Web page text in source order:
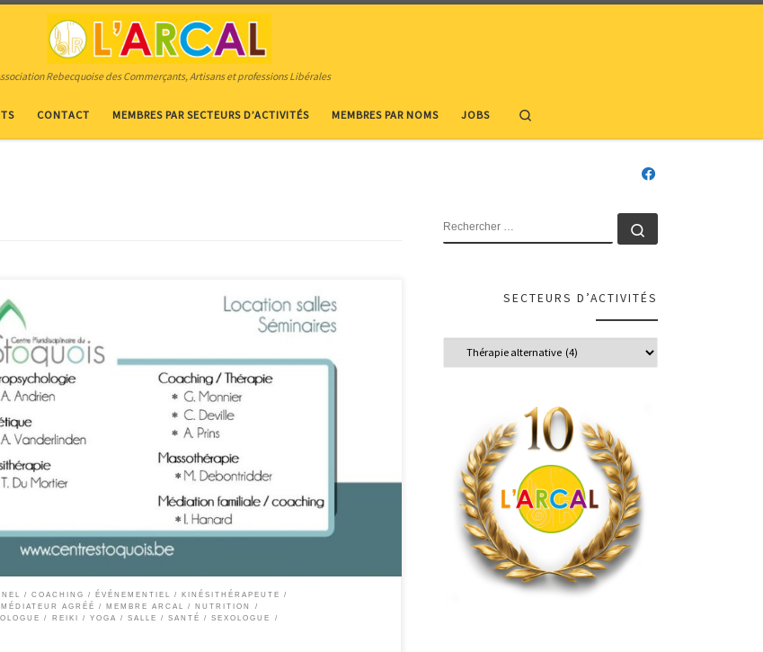
Rebecquoise des Commerçants, Artisans et professions Libérales
CONTACT MEMBRES PAR SECTEURS D’ACTIVITÉS MEMBRES PAR NOMS JOBS
de salles – Événementiel Activités : Santé Sport Bien-être Mise à
de professionnels qui vous reçoivent en consultation : quatre psychologues
une assistante sociale une sexologue un kinésithérapeute
/ COACHING ÉVÉNEMENTIEL
KINÉSITHÉRAPEUTE
MÉDIATEUR AGRÉÉ MEMBRE ARCAL
NUTRITION
REIKI / YOGA SALLE SANTÉ
SEXOLOGUE
RECHERCHER
SECTEURS D’ACTIVITÉS